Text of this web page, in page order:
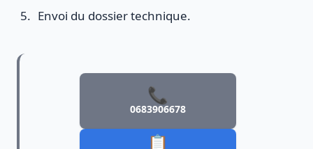
Envoi du dossier technique.
📞
0683906678
📋